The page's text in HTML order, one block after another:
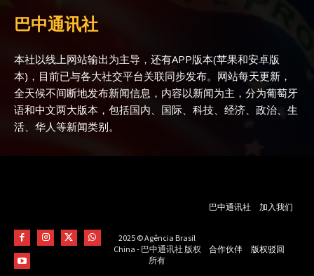
巴中通讯社
本社以线上网站输出为主导，还有APP版本(苹果和安卓版
本)，目前已与各大社交平台关联同步发布。网站每天更新，
全天候不间断地发布新闻信息，内容以新闻为主，分为葡萄牙
语和中文两大版本，包括国内、国际、科技、经济、政治、生
活、华人等新闻类别。
2025 © Agência Brasil
China - 巴中通讯社 版权
所有
巴中通讯社 加入我们
合作伙伴 版权驳回